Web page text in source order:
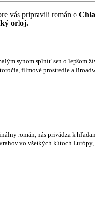
vás pripravili román o
orloj.
synom splniť sen o lepšom
filmové prostredie a
román, nás privádza k
vo všetkých kútoch